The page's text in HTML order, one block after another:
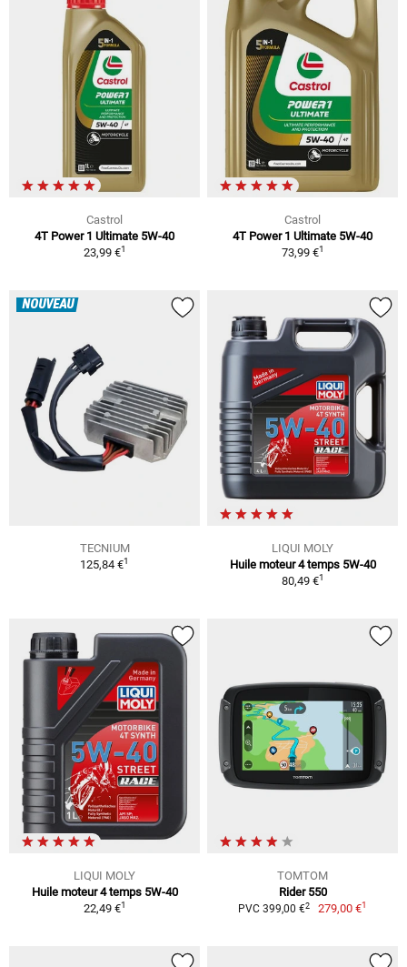
Castrol
4T Power 1 Ultimate 5W-40
23,99 €1
Castrol
4T Power 1 Ultimate 5W-40
73,99 €1
NOUVEAU
TECNIUM
125,84 €1
LIQUI MOLY
Huile moteur 4 temps 5W-40
80,49 €1
LIQUI MOLY
Huile moteur 4 temps 5W-40
22,49 €1
TOMTOM
Rider 550
PVC 399,00 €2 279,00 €1